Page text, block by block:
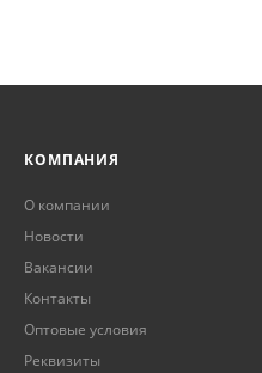
КОМПАНИЯ
О компании
Новости
Вакансии
Контакты
Оптовые условия
Реквизиты